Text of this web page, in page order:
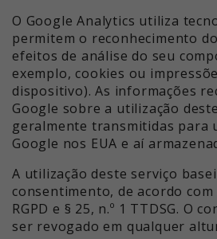
O Google Analytics utiliza
permitem o reconhecimento
efeitos de análise do seu
exemplo, cookies ou
dispositivo). As informações
Google sobre a utilização
geralmente transmitidas para
Google nos EUA e aí
A utilização deste serviço
consentimento, de acordo com
RGPD e § 25, n.º 1 TTDSG. O
ser revogado em qualquer